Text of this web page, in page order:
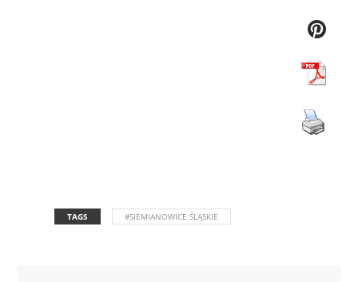
TAGS #SIEMIANOWICE ŚLĄSKIE